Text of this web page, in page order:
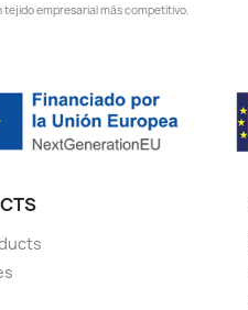
tejido empresarial más competitivo.